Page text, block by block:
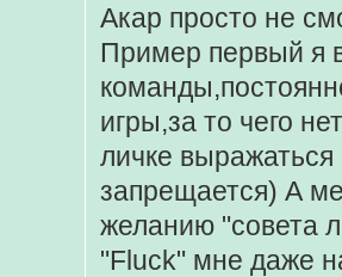
Акар просто не
Пример первый я
игры,за то чего
личке
запрещается) А
желанию "совета
"Fluck" мне даже